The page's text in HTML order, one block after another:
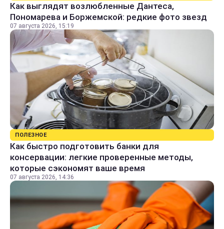
Как выглядят возлюбленные Дантеса,
Пономарева и Боржемской: редкие фото звезд
07 августа 2026, 15:19
ПОЛЕЗНОЕ
Как быстро подготовить банки для
консервации: легкие проверенные методы,
которые сэкономят ваше время
07 августа 2026, 14:36